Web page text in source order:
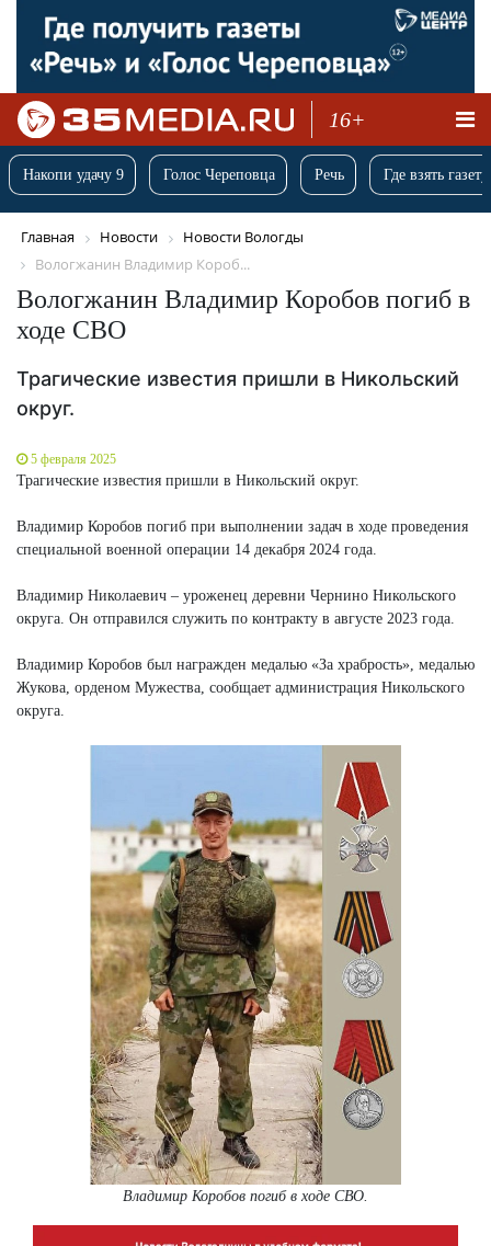
16+
Накопи удачу 9 Голос Череповца Речь Где взять
Главная Новости
Новости Вологды
Вологжанин Владимир Короб...
Вологжанин Владимир Коробов погиб в
ходе СВО
Трагические известия пришли в Никольский
округ.
5 февраля 2025
Трагические известия пришли в Никольский округ.
Владимир Коробов погиб при выполнении задач в ходе проведения
специальной военной операции 14 декабря 2024 года.
Владимир Николаевич – уроженец деревни Чернино Никольского
округа. Он отправился служить по контракту в августе 2023 года.
Владимир Коробов был награжден медалью «За храбрость», медалью
Жукова, орденом Мужества, сообщает администрация Никольского
округа.
Владимир Коробов погиб в ходе СВО.